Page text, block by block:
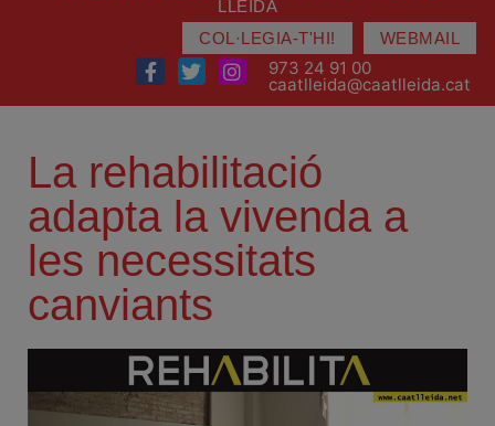
LLEIDA
COL·LEGIA-T'HI!
WEBMAIL
973 24 91 00
caatlleida@caatlleida.cat
La rehabilitació
adapta la vivenda a
les necessitats
canviants